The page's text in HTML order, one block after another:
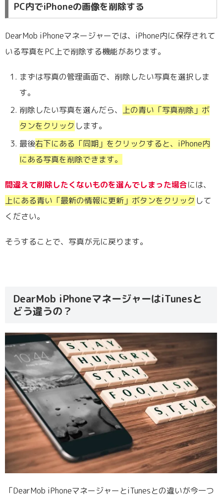
PC内でiPhoneの画像を削除する
DearMob iPhoneマネージャーでは、iPhone内に保存されて
いる写真をPC上で削除する機能があります。
まずは写真の管理画面で、削除したい写真を選択しま
す。
削除したい写真を選んだら、 上の青い「写真削除」ボ
タンをクリック します。
最後右下にある「同期」をクリックすると、iPhone内
にある写真を削除できます。
間違えて削除したくないものを選んでしまった場合には、
上にある青い「最新の情報に更新」ボタンをクリック して
ください。
そうすることで、写真が元に戻ります。
DearMob iPhoneマネージャーはiTunesと
どう違うの？
「DearMob iPhoneマネージャーとiTunesとの違いが今一つ